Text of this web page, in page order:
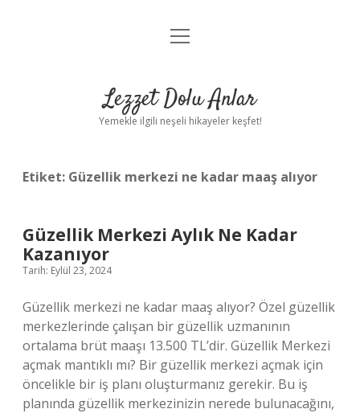
Anasayfa
Yasal Uyarı
menüyü
Lezzet Dolu Anlar
Yemekle ilgili neşeli hikayeler keşfet!
Etiket: Güzellik merkezi ne kadar maaş alıyor
Güzellik Merkezi Aylık Ne Kadar
Kazanıyor
Tarih: Eylül 23, 2024
Güzellik merkezi ne kadar maaş alıyor? Özel güzellik
merkezlerinde çalışan bir güzellik uzmanının
ortalama brüt maaşı 13.500 TL’dir. Güzellik Merkezi
açmak mantıklı mı? Bir güzellik merkezi açmak için
öncelikle bir iş planı oluşturmanız gerekir. Bu iş
planında güzellik merkezinizin nerede bulunacağını,